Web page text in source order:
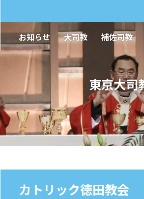
お知らせ 大司教 補佐司教
東京大司
カトリック徳田教会